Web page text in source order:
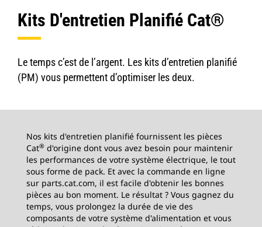
Kits D'entretien Planifié Cat®
Le temps c’est de l’argent. Les kits d’entretien planifié
(PM) vous permettent d’optimiser les deux.
Nos kits d'entretien planifié fournissent les pièces
Cat® d'origine dont vous avez besoin pour maintenir
les performances de votre système électrique, le tout
sous forme de pack. Et avec la commande en ligne
sur parts.cat.com, il est facile d'obtenir les bonnes
pièces au bon moment. Le résultat ? Vous gagnez du
temps, vous prolongez la durée de vie des
composants de votre système d'alimentation et vous